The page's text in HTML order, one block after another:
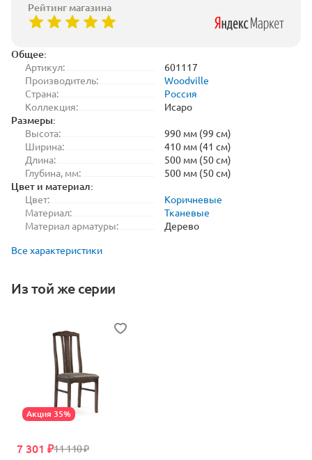
Общее:
Артикул:
601117
Производитель:
Woodville
Страна:
Россия
Коллекция:
Исаро
Размеры:
Высота:
990 мм (99 см)
Ширина:
410 мм (41 см)
Длина:
500 мм (50 см)
Глубина, мм:
500 мм (50 см)
Цвет и материал:
Цвет:
Коричневые
Материал:
Тканевые
Материал арматуры:
Дерево
Все характеристики
Из той же серии
Акция 35%
11 110 ₽
7 301 ₽
Рейтинг магазина